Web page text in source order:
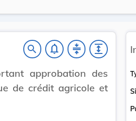
search notifications_none compress expand
approbation des
de crédit agricole et